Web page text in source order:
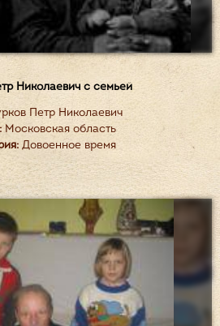
Николаевич с семьей
Петр Николаевич
Московская область
Довоенное время